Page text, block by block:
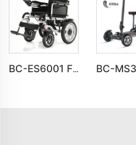
BC-ES6001 Fauteuils roulants électriques pliants portables Fauteuil de voyage